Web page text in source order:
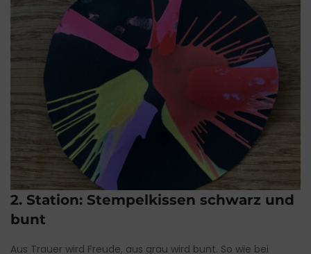
2. Station: Stempelkissen schwarz und
bunt
Aus Trauer wird Freude, aus grau wird bunt. So wie bei